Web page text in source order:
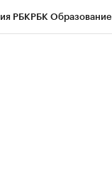
РБКРБК Образование